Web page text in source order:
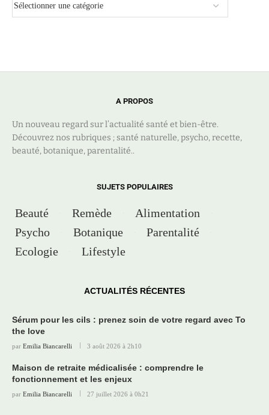
A PROPOS
Un nouveau regard sur l’actualité santé et bien-être.
Découvrez nos rubriques ; santé naturelle, psycho, recette,
beauté, botanique, parentalité..
SUJETS POPULAIRES
Beauté Remède
Alimentation
Psycho
Botanique
Parentalité
Ecologie
Lifestyle
ACTUALITÉS RÉCENTES
Sérum pour les cils : prenez soin de votre regard avec To
the love
par Emilia Biancarelli 3 août 2026 à 2h10
Maison de retraite médicalisée : comprendre le
fonctionnement et les enjeux
par Emilia Biancarelli 27 juillet 2026 à 0h21